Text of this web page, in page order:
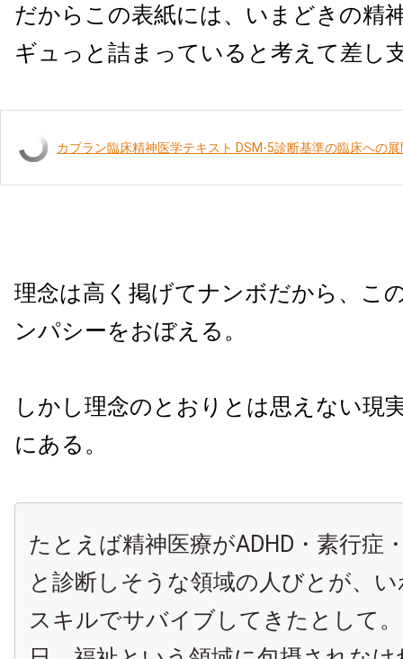
だからこの表紙には、いまどきの精
ギュっと詰まっていると考えて差し
カプラン臨床精神医学テキスト DSM-5診断基準の臨床への
理念は高く掲げてナンボだから、こ
ンパシーをおぼえる。
しかし理念のとおりとは思えない現
にある。
たとえば精神医療がADHD・素行症
と診断しそうな領域の人びとが、
スキルでサバイブしてきたとして